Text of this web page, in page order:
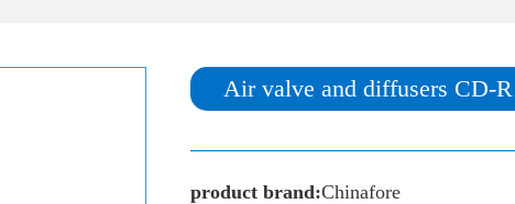
Air valve and diffusers CD-R
product brand:Chinafore